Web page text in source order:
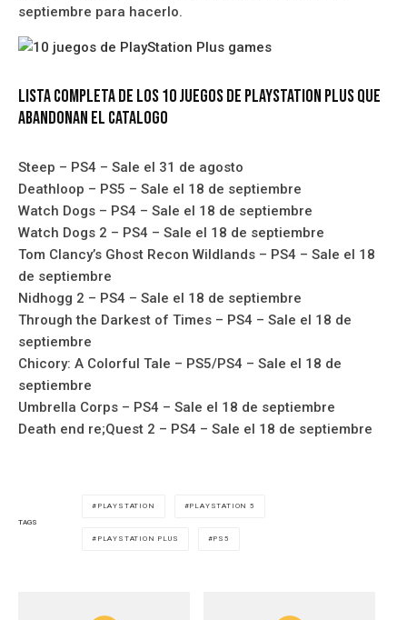
septiembre para hacerlo.
Lista completa de los 10 Juegos de PlayStation Plus Que
Abandonan el Catalogo
Steep – PS4 – Sale el 31 de agosto
Deathloop – PS5 – Sale el 18 de septiembre
Watch Dogs – PS4 – Sale el 18 de septiembre
Watch Dogs 2 – PS4 – Sale el 18 de septiembre
Tom Clancy’s Ghost Recon Wildlands – PS4 – Sale el 18
de septiembre
Nidhogg 2 – PS4 – Sale el 18 de septiembre
Through the Darkest of Times – PS4 – Sale el 18 de
septiembre
Chicory: A Colorful Tale – PS5/PS4 – Sale el 18 de
septiembre
Umbrella Corps – PS4 – Sale el 18 de septiembre
Death end re;Quest 2 – PS4 – Sale el 18 de septiembre
TAGS
PLAYSTATION PLAYSTATION 5
PLAYSTATION PLUS PS5